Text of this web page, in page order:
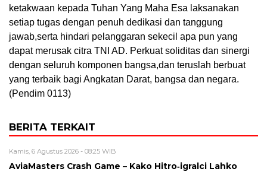
ketakwaan kepada Tuhan Yang Maha Esa laksanakan
setiap tugas dengan penuh dedikasi dan tanggung
jawab,serta hindari pelanggaran sekecil apa pun yang
dapat merusak citra TNI AD. Perkuat soliditas dan sinergi
dengan seluruh komponen bangsa,dan teruslah berbuat
yang terbaik bagi Angkatan Darat, bangsa dan negara.
(Pendim 0113)
BERITA TERKAIT
Kamis, 6 Agustus 2026 - 08:25 WIB
AviaMasters Crash Game – Kako Hitro‑igralci Lahko